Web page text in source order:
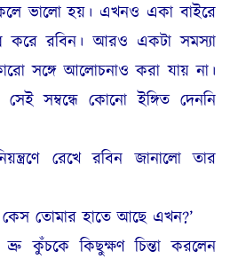
ভালো হয়। এখনও একা বাইরে
রবিন। আরও একটা সমস্যা
সঙ্গে আলোচনাও করা যায় না।
সম্বন্ধে কোনো ইঙ্গিত দেননি
রেখে রবিন জানালো তার
তোমার হাতে আছে এখন?’
কুঁচকে কিছুক্ষণ চিন্তা করলেন